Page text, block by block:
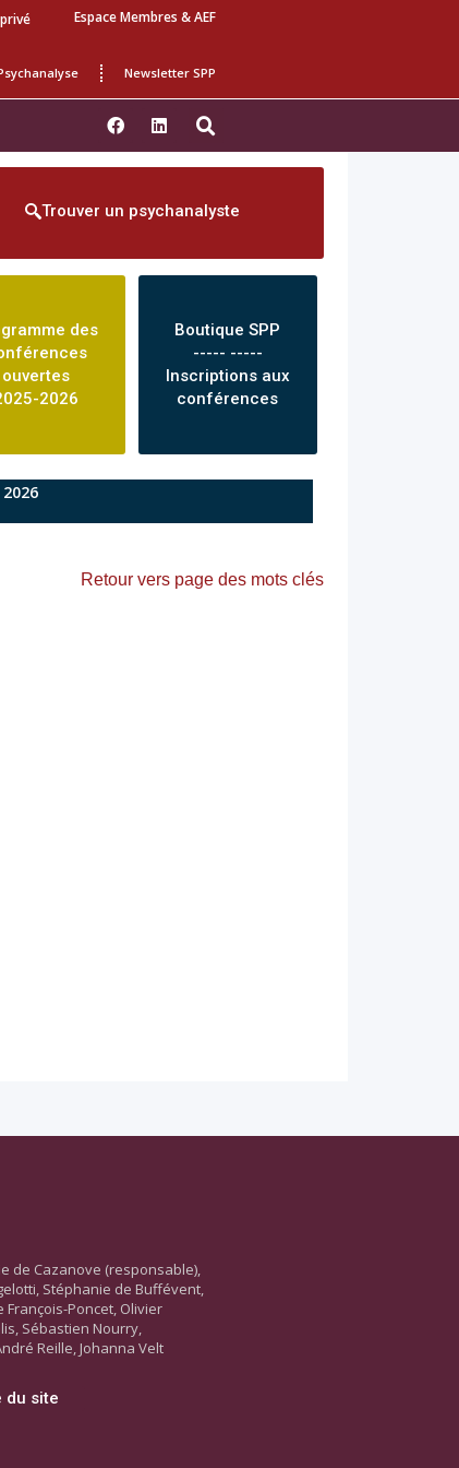
Espace Membres & AEF
Newsletter SPP
Trouver un psychanalyste
des
ouvertes
2026
Boutique SPP
----- -----
Inscriptions aux
conférences
2026
Retour vers page des mots clés
de Cazanove (responsable),
Stéphanie de Buffévent,
François-Poncet, Olivier
Sébastien Nourry,
Reille, Johanna Velt
du site